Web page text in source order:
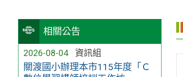
相關公告
2026-08-04 資訊組
關渡國小辦理本市115年度「Ｃ